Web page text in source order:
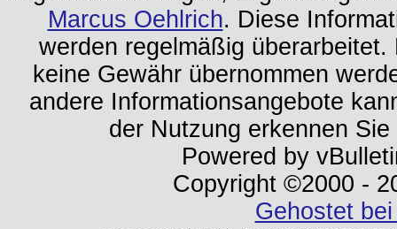
Marcus Oehlrich. Diese
werden regelmäßig
keine Gewähr übernommen
andere Informationsangebote
der Nutzung erkennen
Powered by
Copyright ©2000 -
Gehostet